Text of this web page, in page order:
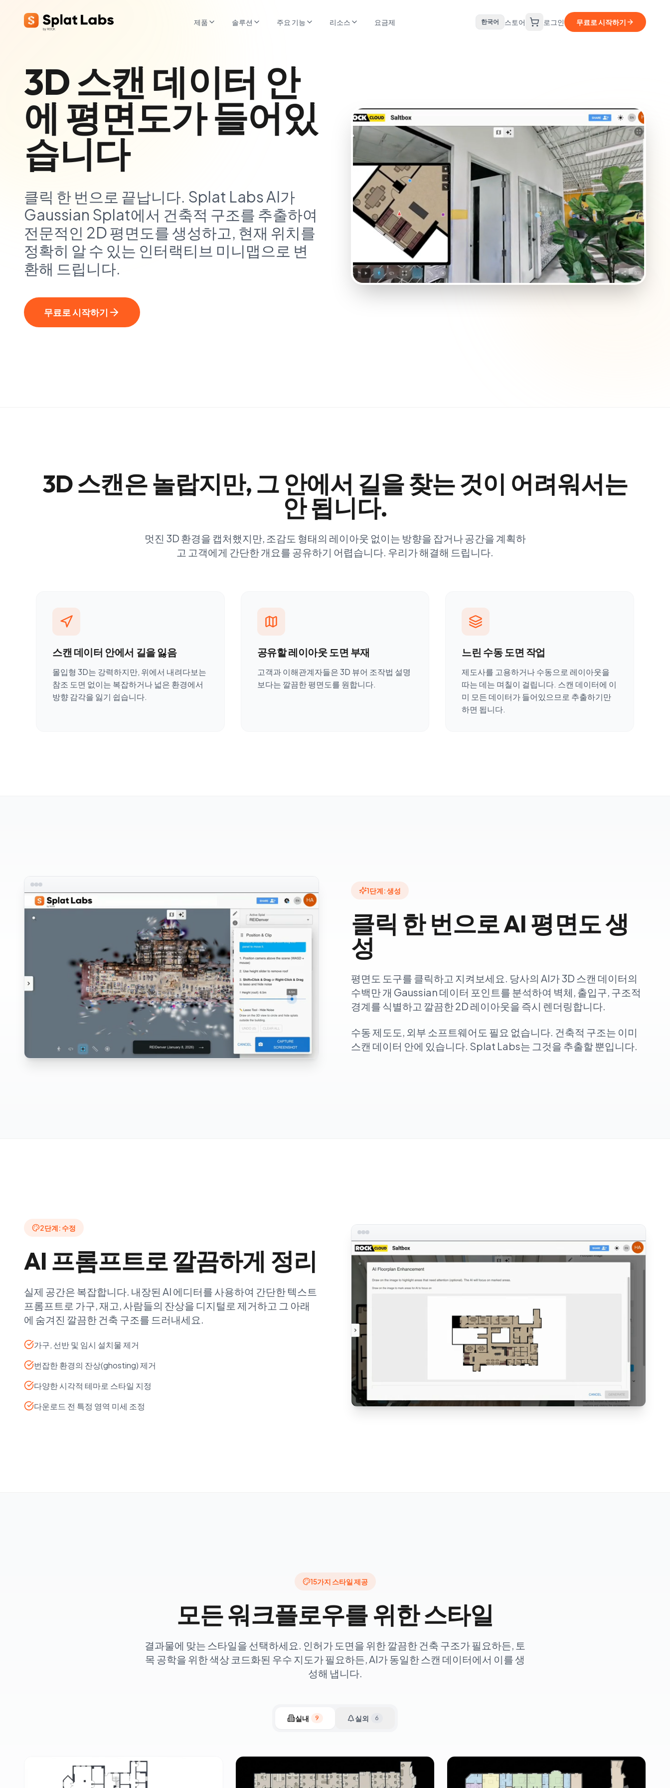
제품 솔루션 주요 기능 리소스 요금제 한국어 스토어 로그인 무료로 시작하기
3D 스캔 데이터 안
에 평면도가 들어있
습니다
클릭 한 번으로 끝납니다. Splat Labs AI가
Gaussian Splat에서 건축적 구조를 추출하여
전문적인 2D 평면도를 생성하고, 현재 위치를
정확히 알 수 있는 인터랙티브 미니맵으로 변
환해 드립니다.
무료로 시작하기
3D 스캔은 놀랍지만, 그 안에서 길을 찾는 것이 어려워서는
안 됩니다.
멋진 3D 환경을 캡처했지만, 조감도 형태의 레이아웃 없이는 방향을 잡거나 공간을 계획하
고 고객에게 간단한 개요를 공유하기 어렵습니다. 우리가 해결해 드립니다.
스캔 데이터 안에서 길을 잃음
몰입형 3D는 강력하지만, 위에서 내려다보는
참조 도면 없이는 복잡하거나 넓은 환경에서
방향 감각을 잃기 쉽습니다.
공유할 레이아웃 도면 부재
고객과 이해관계자들은 3D 뷰어 조작법 설명
보다는 깔끔한 평면도를 원합니다.
느린 수동 도면 작업
제도사를 고용하거나 수동으로 레이아웃을
따는 데는 며칠이 걸립니다. 스캔 데이터에 이
미 모든 데이터가 들어있으므로 추출하기만
하면 됩니다.
1단계: 생성
클릭 한 번으로 AI 평면도 생
성
평면도 도구를 클릭하고 지켜보세요. 당사의 AI가 3D 스캔 데이터의
수백만 개 Gaussian 데이터 포인트를 분석하여 벽체, 출입구, 구조적
경계를 식별하고 깔끔한 2D 레이아웃을 즉시 렌더링합니다.
수동 제도도, 외부 소프트웨어도 필요 없습니다. 건축적 구조는 이미
스캔 데이터 안에 있습니다. Splat Labs는 그것을 추출할 뿐입니다.
2단계: 수정
AI 프롬프트로 깔끔하게 정리
실제 공간은 복잡합니다. 내장된 AI 에디터를 사용하여 간단한 텍스트
프롬프트로 가구, 재고, 사람들의 잔상을 디지털로 제거하고 그 아래
에 숨겨진 깔끔한 건축 구조를 드러내세요.
가구, 선반 및 임시 설치물 제거
번잡한 환경의 잔상(ghosting) 제거
다양한 시각적 테마로 스타일 지정
다운로드 전 특정 영역 미세 조정
15가지 스타일 제공
모든 워크플로우를 위한 스타일
결과물에 맞는 스타일을 선택하세요. 인허가 도면을 위한 깔끔한 건축 구조가 필요하든, 토
목 공학을 위한 색상 코드화된 우수 지도가 필요하든, AI가 동일한 스캔 데이터에서 이를 생
성해 냅니다.
실내 9 실외 6